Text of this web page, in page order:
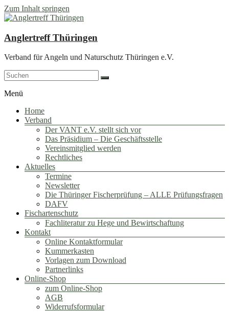
Zum Inhalt springen
Anglertreff Thüringen
Verband für Angeln und Naturschutz Thüringen e.V.
Menü
Home
Verband
Der VANT e.V. stellt sich vor
Das Präsidium – Die Geschäftsstelle
Vereinsmitglied werden
Rechtliches
Aktuelles
Termine
Newsletter
Die Thüringer Fischerprüfung – ALLE Prüfungsfragen
DAFV
Fischartenschutz
Fachliteratur zu Hege und Bewirtschaftung
Kontakt
Online Kontaktformular
Kummerkasten
Vorlagen zum Download
Partnerlinks
Online-Shop
zum Online-Shop
AGB
Widerrufsformular